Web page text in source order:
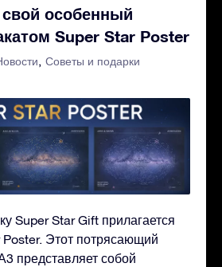
особенный
Super Star Poster
Советы и подарки
Super Star Gift прилагается
Poster. Этот потрясающий
представляет собой